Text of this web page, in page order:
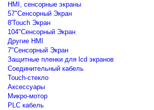
HMI, сенсорные экраны
57"Сенсорный Экран
8'Touch Экран
104"Сенсорный Экран
Другие HMI
7"Сенсорный Экран
Защитные пленки для lcd экранов
Соединительный кабель
Touch-стекло
Аксессуары
Микро-мотор
PLC кабель